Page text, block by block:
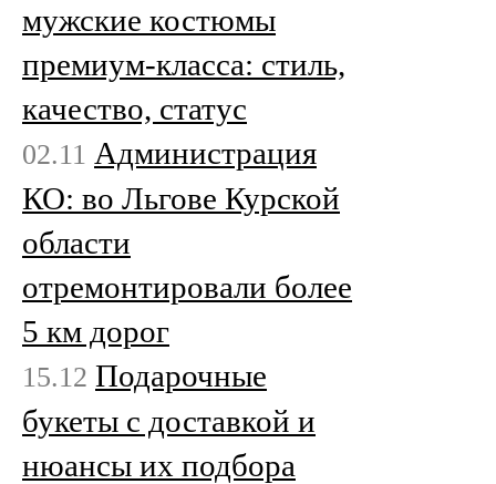
мужские костюмы
премиум-класса: стиль,
качество, статус
02.11 Администрация
КО: во Льгове Курской
области
отремонтировали более
5 км дорог
15.12 Подарочные
букеты с доставкой и
нюансы их подбора